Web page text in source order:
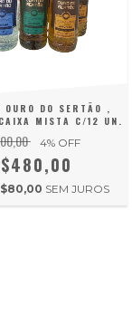
OURO DO SERTÃO ,
MISTA C/12 UN.
4% OFF
SEM JUROS